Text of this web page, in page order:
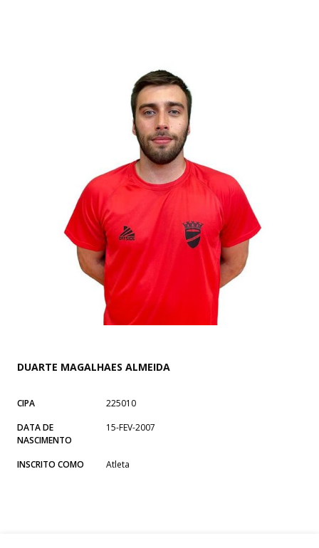
DUARTE MAGALHAES ALMEIDA
CIPA
225010
DATA DE
NASCIMENTO
15-FEV-2007
INSCRITO COMO Atleta